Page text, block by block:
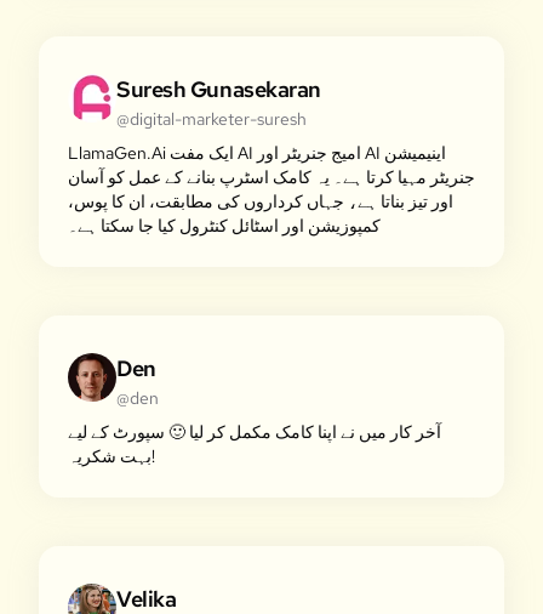
Suresh Gunasekaran
@digital-marketer-suresh
LlamaGen.Ai ایک مفت AI امیج جنریٹر اور AI اینیمیشن
جنریٹر مہیا کرتا ہے۔ یہ کامک اسٹرپ بنانے کے عمل کو آسان
اور تیز بناتا ہے، جہاں کرداروں کی مطابقت، ان کا پوس،
کمپوزیشن اور اسٹائل کنٹرول کیا جا سکتا ہے۔
Den
@den
آخر کار میں نے اپنا کامک مکمل کر لیا 🙂 سپورٹ کے لیے
بہت شکریہ!
Velika